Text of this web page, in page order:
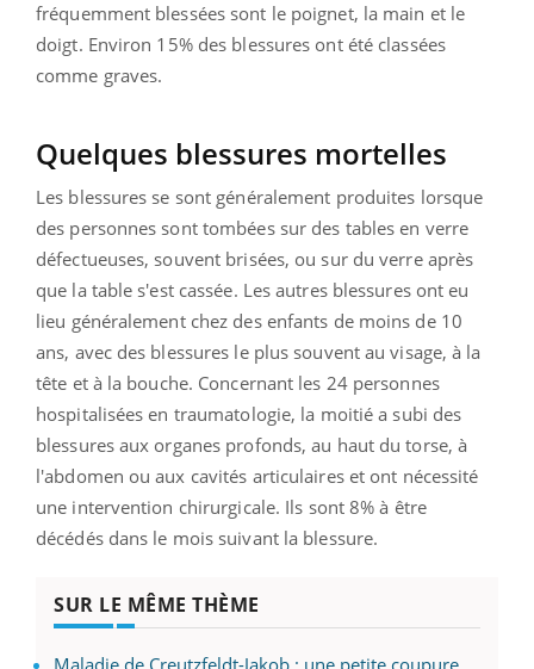
fréquemment blessées sont le poignet, la main et le
doigt. Environ 15% des blessures ont été classées
comme graves.
Quelques blessures mortelles
Les blessures se sont généralement produites lorsque
des personnes sont tombées sur des tables en verre
défectueuses, souvent brisées, ou sur du verre après
que la table s'est cassée. Les autres blessures ont eu
lieu généralement chez des enfants de moins de 10
ans, avec des blessures le plus souvent au visage, à la
tête et à la bouche. Concernant les 24 personnes
hospitalisées en traumatologie, la moitié a subi des
blessures aux organes profonds, au haut du torse, à
l'abdomen ou aux cavités articulaires et ont nécessité
une intervention chirurgicale. Ils sont 8% à être
décédés dans le mois suivant la blessure.
SUR LE MÊME THÈME